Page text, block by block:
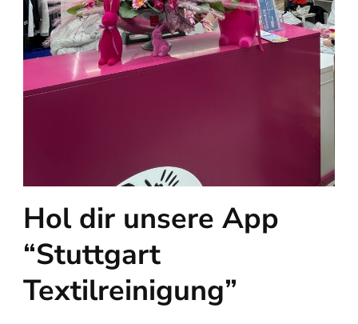
Hol dir unsere App
“Stuttgart
Textilreinigung”